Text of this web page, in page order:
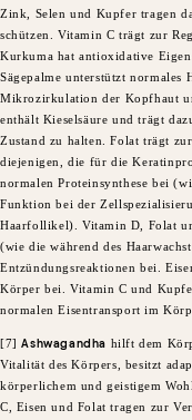
Zink, Selen und Kupfer tragen
schützen. Vitamin C trägt zur
Kurkuma hat antioxidative
Sägepalme unterstützt normales
Mikrozirkulation der Kopfhaut
enthält Kieselsäure und trägt
Zustand zu halten. Folat trägt
diejenigen, die für die
normalen Proteinsynthese bei
Funktion bei der
Haarfollikel). Vitamin D, Folat
(wie die während des
Entzündungsreaktionen bei.
Körper bei. Vitamin C und
normalen Eisentransport im
[7]Ashwagandha hilft dem
Vitalität des Körpers, besitzt
körperlichem und geistigem
C, Eisen und Folat tragen zur